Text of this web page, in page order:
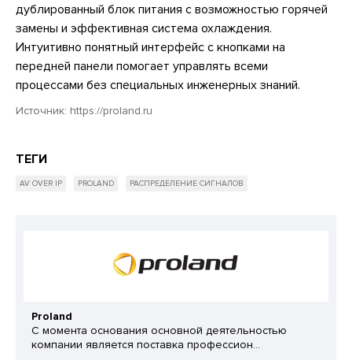
дублированный блок питания с возможностью горячей
замены и эффективная система охлаждения.
Интуитивно понятный интерфейс с кнопками на
передней панели помогает управлять всеми
процессами без специальных инженерных знаний.
Источник: https://proland.ru
ТЕГИ
AV OVER IP PROLAND РАСПРЕДЕЛЕНИЕ СИГНАЛОВ
Proland
С момента основания основной деятельностью
компании является поставка профессион...